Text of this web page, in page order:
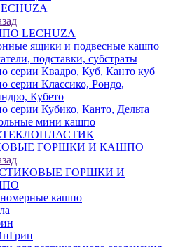
LECHUZA
ящики и подвесные кашпо
подставки, субстраты
серии Квадро, Куб, Канто куб
серии Классико, Рондо,
Кубето
серии Кубико, Канто, Дельта
мини кашпо
ГОРШКИ И КАШПО
ГОРШКИ И
кашпо